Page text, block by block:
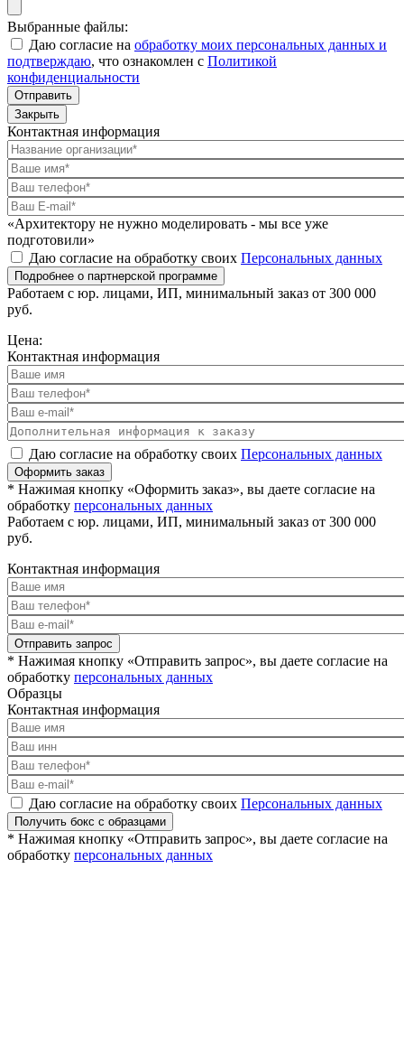
Выбранные файлы:
Даю согласие на обработку моих персональных данных и
подтверждаю, что ознакомлен с Политикой
конфиденциальности
Отправить
Закрыть
Контактная информация
«Архитектору не нужно моделировать - мы все уже
подготовили»
Даю согласие на обработку своих Персональных данных
Подробнее о партнерской программе
Работаем с юр. лицами, ИП, минимальный заказ от 300 000
руб.
Цена:
Контактная информация
Даю согласие на обработку своих Персональных данных
Оформить заказ
* Нажимая кнопку «Оформить заказ», вы даете согласие на
обработку персональных данных
Работаем с юр. лицами, ИП, минимальный заказ от 300 000
руб.
Контактная информация
Отправить запрос
* Нажимая кнопку «Отправить запрос», вы даете согласие на
обработку персональных данных
Образцы
Контактная информация
Даю согласие на обработку своих Персональных данных
Получить бокс с образцами
* Нажимая кнопку «Отправить запрос», вы даете согласие на
обработку персональных данных